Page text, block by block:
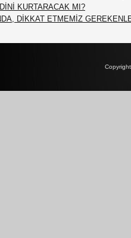
KURTARACAK MI?
DİKKAT ETMEMİZ